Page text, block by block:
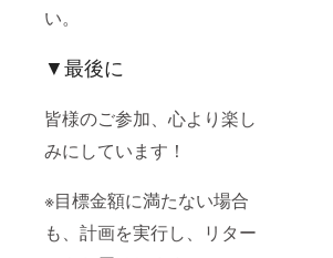
い。
▼最後に
皆様のご参加、心より楽し
みにしています！
※目標金額に満たない場合
も、計画を実行し、リター